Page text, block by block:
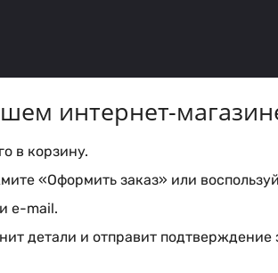
интернет-
в корзину.
«Оформить заказ» или
e-mail.
детали и отправит подтверждение